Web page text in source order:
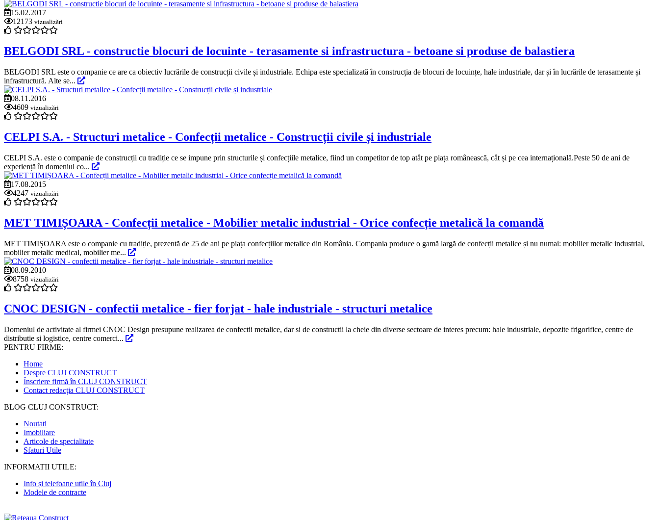
15.02.2017
12173 vizualizări
BELGODI SRL - constructie blocuri de locuinte - terasamente si infrastructura - betoane si produse de balastiera
BELGODI SRL este o companie ce are ca obiectiv lucrările de construcții civile și industriale. Echipa este specializată în construcția de blocuri de locuințe, hale industriale, dar și în lucrările de terasamente și
infrastructură. Alte se...
08.11.2016
4609 vizualizări
CELPI S.A. - Structuri metalice - Confecții metalice - Construcții civile și industriale
CELPI S.A. este o companie de construcții cu tradiție ce se impune prin structurile și confecțiile metalice, fiind un competitor de top atât pe piața românească, cât și pe cea internațională.Peste 50 de ani de
experiență în domeniul co...
17.08.2015
4247 vizualizări
MET TIMIȘOARA - Confecții metalice - Mobilier metalic industrial - Orice confecție metalică la comandă
MET TIMIȘOARA este o companie cu tradiție, prezentă de 25 de ani pe piața confecțiilor metalice din România. Compania produce o gamă largă de confecții metalice și nu numai: mobilier metalic industrial,
mobilier metalic medical, mobilier me...
08.09.2010
8758 vizualizări
CNOC DESIGN - confectii metalice - fier forjat - hale industriale - structuri metalice
Domeniul de activitate al firmei CNOC Design presupune realizarea de confectii metalice, dar si de constructii la cheie din diverse sectoare de interes precum: hale industriale, depozite frigorifice, centre de
distributie si logistice, centre comerci...
PENTRU FIRME:
Home
Despre CLUJ CONSTRUCT
Înscriere firmă în CLUJ CONSTRUCT
Contact redacția CLUJ CONSTRUCT
BLOG CLUJ CONSTRUCT:
Noutati
Imobiliare
Articole de specialitate
Sfaturi Utile
INFORMATII UTILE:
Info și telefoane utile în Cluj
Modele de contracte